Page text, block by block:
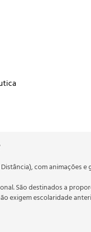
com animações e
São destinados a
exigem escolaridade
mas autoriza apenas
Estaduais de